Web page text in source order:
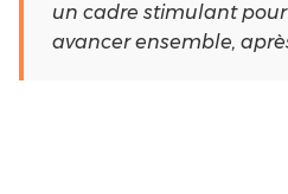
un cadre stimulant pour
avancer ensemble,